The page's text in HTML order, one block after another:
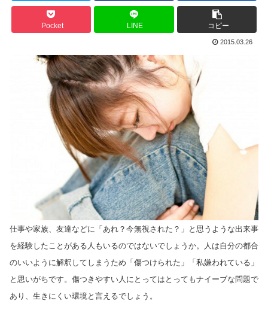
Pocket LINE コピー
2015.03.26
仕事や家族、友達などに「あれ？今無視された？」と思うような出来事
を経験したことがある人もいるのではないでしょうか。人は自分の都合
のいいように解釈してしまうため「傷つけられた」「私嫌われている」
と思いがちです。傷つきやすい人にとってはとってもナイーブな問題で
あり、生きにくい環境と言えるでしょう。